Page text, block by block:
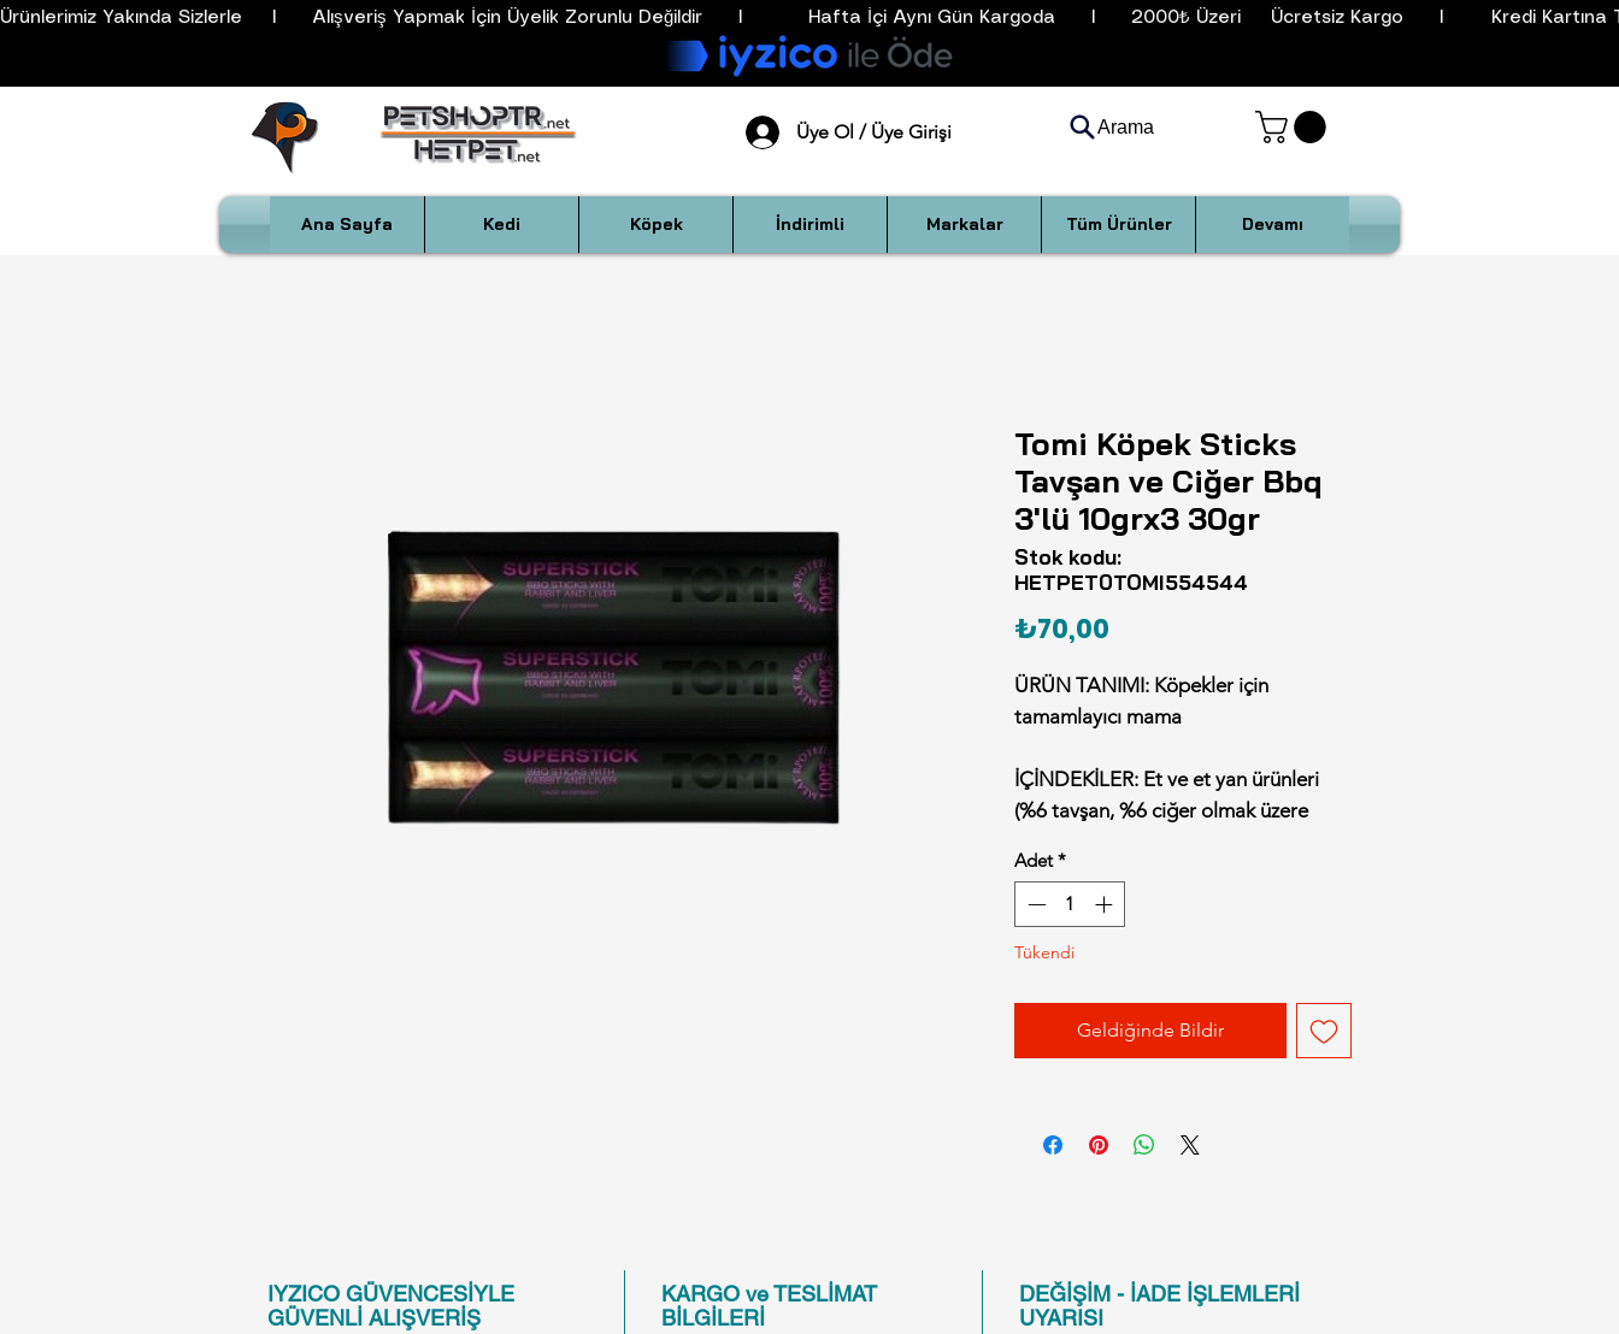
Ürünlerimiz Yakında Sizlerle     I      Alışveriş Yapmak İçin Üyelik Zorunlu Değildir      I           Hafta İçi Aynı Gün Kargoda      I      2000₺ Üzeri     Ücretsiz Kargo      I        Kredi Kartına
Üye Ol / Üye Girişi Arama
Ana Sayfa Kedi Köpek İndirimli Markalar Tüm Ürünler Devamı
Tomi Köpek Sticks
Tavşan ve Ciğer Bbq
3'lü 10grx3 30gr
Stok kodu:
HETPET0TOMI554544
₺70,00
ÜRÜN TANIMI: Köpekler için
tamamlayıcı mama
İÇİNDEKİLER: Et ve et yan ürünleri
(%6 tavşan, %6 ciğer olmak üzere
ANALİTİK BİLEŞENLER:
Ham protein: %33,5
Ham yağ: %20
Ham kül: %10
Ham lif: %2
Nem: %28
Adet *
Tükendi
Geldiğinde Bildir
IYZICO GÜVENCESİYLE
GÜVENLİ ALIŞVERİŞ
KARGO ve TESLİMAT
BİLGİLERİ
DEĞİŞİM - İADE İŞLEMLERİ
UYARISI